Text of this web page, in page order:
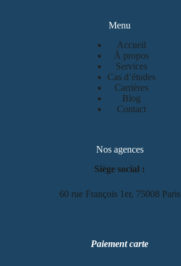
Menu
Accueil
À propos
Services
Cas d’études
Carrières
Blog
Contact
Nos agences
Siège social :
60 rue François 1er, 75008 Paris
Paiement carte